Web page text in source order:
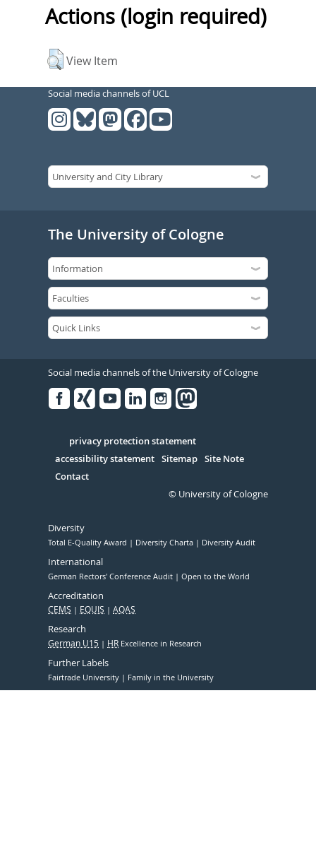
Actions (login required)
View Item
Social media channels of UCL
The University of Cologne
Social media channels of the University of Cologne
Serivce
privacy protection statement
accessibility statement Sitemap Site Note
Contact
© University of Cologne
Diversity
Total E-Quality Award Diversity Charta Diversity Audit
International
German Rectors' Conference Audit Open to the World
Accreditation
CEMS EQUIS AQAS
Research
German U15 HR Excellence in Research
Further Labels
Fairtrade University Family in the University